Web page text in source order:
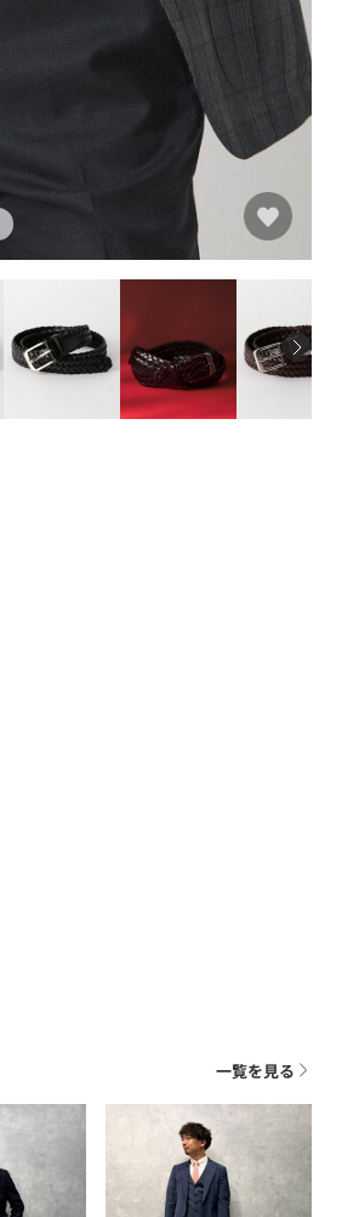
一覧を見る